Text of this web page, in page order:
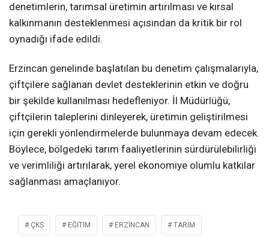
denetimlerin, tarımsal üretimin artırılması ve kırsal
kalkınmanın desteklenmesi açısından da kritik bir rol
oynadığı ifade edildi.
Erzincan genelinde başlatılan bu denetim çalışmalarıyla,
çiftçilere sağlanan devlet desteklerinin etkin ve doğru
bir şekilde kullanılması hedefleniyor. İl Müdürlüğü,
çiftçilerin taleplerini dinleyerek, üretimin geliştirilmesi
için gerekli yönlendirmelerde bulunmaya devam edecek.
Böylece, bölgedeki tarım faaliyetlerinin sürdürülebilirliği
ve verimliliği artırılarak, yerel ekonomiye olumlu katkılar
sağlanması amaçlanıyor.
ÇKS EĞITIM ERZİNCAN TARIM